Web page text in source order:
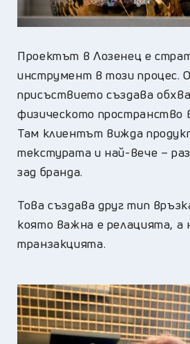
Проектът в Лозенец е
инструмент в този процес.
присъствието създава
физическото пространство
Там клиентът вижда
текстурата и най-вече –
зад бранда.
Това създава друг тип
която важна е релацията, а
транзакцията.